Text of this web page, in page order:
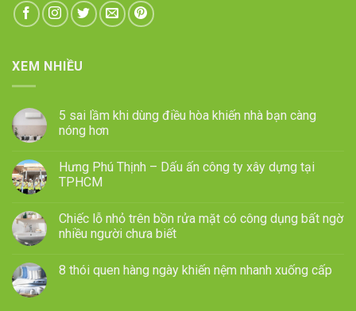
XEM NHIỀU
5 sai lầm khi dùng điều hòa khiến nhà bạn càng
nóng hơn
Hưng Phú Thịnh – Dấu ấn công ty xây dựng tại
TPHCM
Chiếc lỗ nhỏ trên bồn rửa mặt có công dụng bất ngờ
nhiều người chưa biết
8 thói quen hàng ngày khiến nệm nhanh xuống cấp